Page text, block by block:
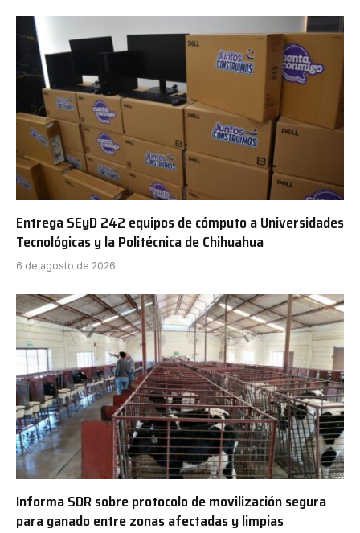
Entrega SEyD 242 equipos de cómputo a Universidades
Tecnológicas y la Politécnica de Chihuahua
6 de agosto de 2026
Informa SDR sobre protocolo de movilización segura
para ganado entre zonas afectadas y limpias